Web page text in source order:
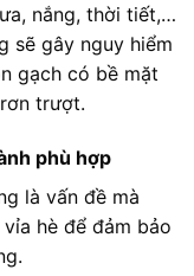
nắng, thời tiết,…
sẽ gây nguy hiểm
gạch có bề mặt
trượt.
phù hợp
là vấn đề mà
hè để đảm bảo